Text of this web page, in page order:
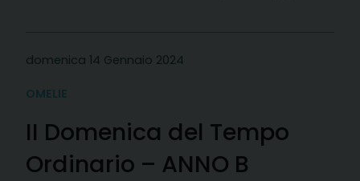
domenica 14 Gennaio 2024
OMELIE
II Domenica del Tempo
Ordinario – ANNO B